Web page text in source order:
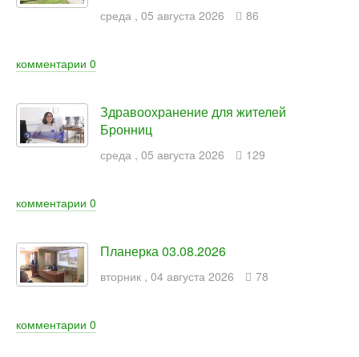
среда , 05 августа 2026 86
комментарии 0
Здравоохранение для жителей
Бронниц
среда , 05 августа 2026 129
комментарии 0
Планерка 03.08.2026
вторник , 04 августа 2026 78
комментарии 0